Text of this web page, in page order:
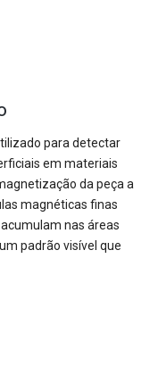
para detectar
em materiais
da peça a
magnéticas finas
nas áreas
padrão visível que